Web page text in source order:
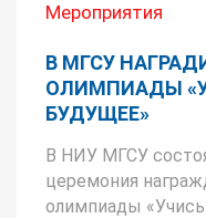
Мероприятия
В МГСУ
ОЛИМПИАДЫ
БУДУЩЕЕ»
В НИУ МГСУ
церемония
олимпиады